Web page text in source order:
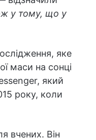
у тому, що у
яке
маси на сонці
який
року, коли
вчених. Він